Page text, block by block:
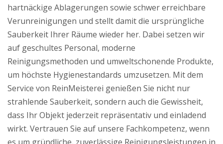
hartnäckige Ablagerungen sowie schwer erreichbare
Verunreinigungen und stellt damit die ursprüngliche
Sauberkeit Ihrer Räume wieder her. Dabei setzen wir
auf geschultes Personal, moderne
Reinigungsmethoden und umweltschonende Produkte,
um höchste Hygienestandards umzusetzen. Mit dem
Service von ReinMeisterei genießen Sie nicht nur
strahlende Sauberkeit, sondern auch die Gewissheit,
dass Ihr Objekt jederzeit repräsentativ und einladend
wirkt. Vertrauen Sie auf unsere Fachkompetenz, wenn